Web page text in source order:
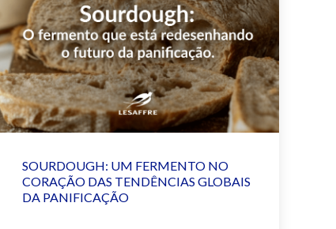
SOURDOUGH: UM FERMENTO NO
CORAÇÃO DAS TENDÊNCIAS GLOBAIS
DA PANIFICAÇÃO